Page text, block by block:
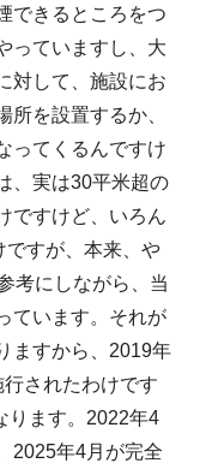
できるところをつ
っていますし、大
対して、施設にお
所を設置するか、
ってくるんですけ
、実は30平米超の
ですけど、いろん
ですが、本来、や
考にしながら、当
ています。それが
ますから、2019年
されたわけです
ります。2022年4
2025年4月が完全